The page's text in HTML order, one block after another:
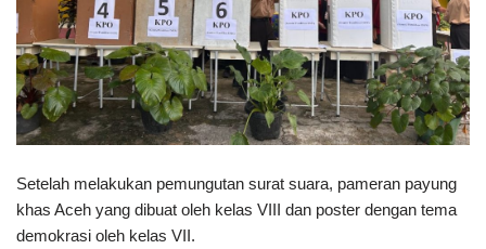
Setelah melakukan pemungutan surat suara, pameran payung
khas Aceh yang dibuat oleh kelas VIII dan poster dengan tema
demokrasi oleh kelas VII.